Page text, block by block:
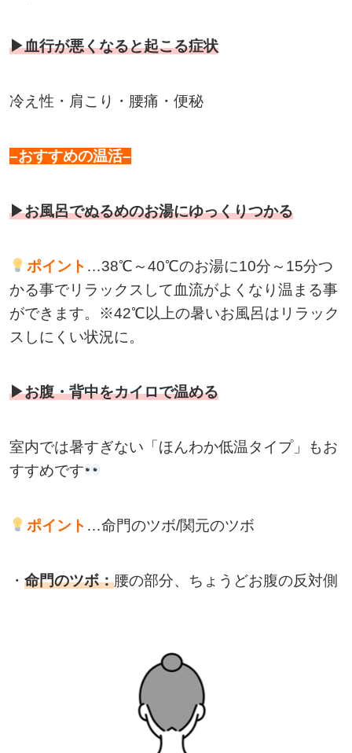
▶血行が悪くなると起こる症状
冷え性・肩こり・腰痛・便秘
–おすすめの温活–
▶お風呂でぬるめのお湯にゆっくりつかる
ポイント …38℃～40℃のお湯に10分～15分つ
かる事でリラックスして血流がよくなり温まる事
ができます。※42℃以上の暑いお風呂はリラック
スしにくい状況に。
▶お腹・背中をカイロで温める
室内では暑すぎない「ほんわか低温タイプ」もお
すすめです
ポイント …命門のツボ/関元のツボ
・ 命門のツボ：腰の部分、ちょうどお腹の反対側